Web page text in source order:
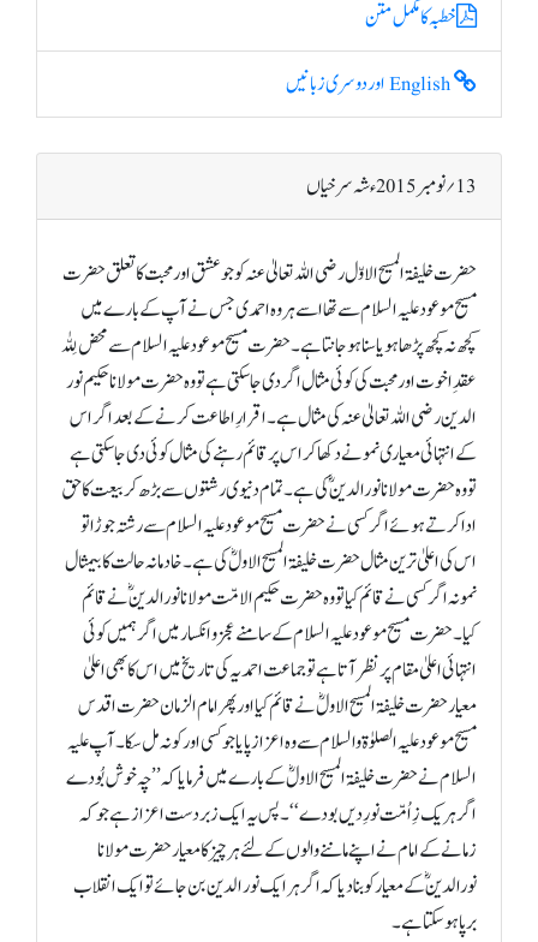
خطبہ کا مکمل متن
13؍ نومبر 2015ء شہ سرخیاں
حضرت خلیفۃ المسیح الاوّل رضی اللہ تعالیٰ عنہ کو جو عشق اور محبت کا تعلق حضرت
مسیح موعود علیہ السلام سے تھا اسے ہر وہ احمدی جس نے آپ کے بارے میں
کچھ نہ کچھ پڑھا ہو یا سنا ہو جانتا ہے۔ حضرت مسیح موعود علیہ السلام سے محض لِلّٰہ
عقدِ اخوت اور محبت کی کوئی مثال اگر دی جا سکتی ہے تو وہ حضرت مولانا حکیم نور
الدین رضی اللہ تعالیٰ عنہ کی مثال ہے۔ اقرارِ اطاعت کرنے کے بعد اگر اس
کے انتہائی معیاری نمونے دکھا کر اس پر قائم رہنے کی مثال کوئی دی جاسکتی ہے
تو وہ حضرت مولانا نورالدینؓ کی ہے۔ تمام دنیوی رشتوں سے بڑھ کر بیعت کا حق
ادا کرتے ہوئے اگر کسی نے حضرت مسیح موعود علیہ السلام سے رشتہ جوڑا تو
اس کی اعلیٰ ترین مثال حضرت خلیفۃ المسیح الاولؓ کی ہے۔ خادمانہ حالت کا بیمثال
نمونہ اگر کسی نے قائم کیا تو وہ حضرت حکیم الامّت مولانا نورالدینؓ نے قائم
کیا۔ حضرت مسیح موعود علیہ السلام کے سامنے عجز و انکسار میں اگر ہمیں کوئی
انتہائی اعلیٰ مقام پر نظر آتا ہے تو جماعت احمدیہ کی تاریخ میں اس کا بھی اعلیٰ
معیار حضرت خلیفۃ المسیح الاولؓ نے قائم کیا اور پھر امام الزمان حضرت اقدس
مسیح موعود علیہ الصلوٰۃ والسلام سے وہ اعزاز پایا جو کسی اور کو نہ مل سکا۔ آپ علیہ
السلام نے حضرت خلیفۃ المسیح الاولؓ کے بارے میں فرمایا کہ ’’چہ خوش بُودے
اگر ہر یک زِ اُمّت نورِ دیں بودے‘‘۔ پس یہ ایک زبردست اعزاز ہے جو کہ
زمانے کے امام نے اپنے ماننے والوں کے لئے ہر چیز کا معیار حضرت مولانا
نورالدینؓ کے معیار کو بنا دیا کہ اگر ہر ایک نور الدین بن جائے تو ایک انقلاب
برپا ہو سکتا ہے۔